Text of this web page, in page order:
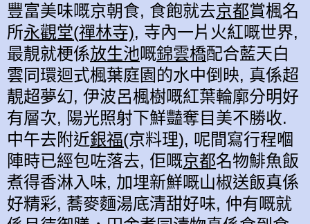
豐富美味嘅京朝食, 食飽就去京都賞楓名
所永觀堂(禪林寺), 寺內一片火紅嘅世界,
最靚就梗係放生池嘅錦雲橋配合藍天白
雲同環迴式楓葉庭園的水中倒映, 真係超
靚超夢幻, 伊波呂楓樹嘅紅葉輪廓分明好
有層次, 陽光照射下鮮豔奪目美不勝收.
中午去附近銀福(京料理), 呢間寫行程嗰
陣時已經包咗落去, 佢嘅京都名物鯡魚飯
煮得香淋入味, 加埋新鮮嘅山椒送飯真係
好精彩, 蕎麥麵湯底清甜好味, 仲有嘅就